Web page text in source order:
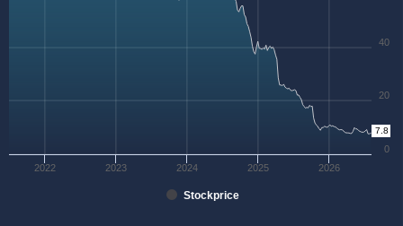
Stockprice
2022 2023 2024 2025 2026
0
20
40
7.8